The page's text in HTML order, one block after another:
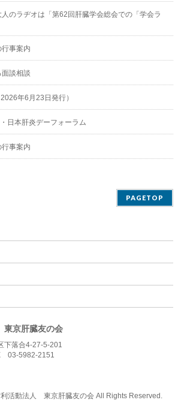
のラヂオは「第62回肝臓学会総会での「学会ラ
事案内
談相談
年6月23日発行）
日本肝炎デーフォーラム
事案内
PAGETOP
京肝臓友の会
下落合4-27-5-201
03-5982-2151
利活動法人 東京肝臓友の会All Rights Reserved.